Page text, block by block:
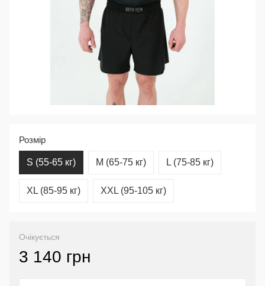
Розмір
S (55-65 кг) M (65-75 кг) L (75-85 кг)
XL (85-95 кг) XXL (95-105 кг)
Очікується
3 140 грн